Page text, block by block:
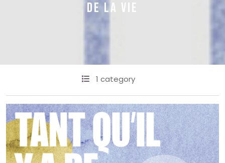
DE LA VIE
1 category